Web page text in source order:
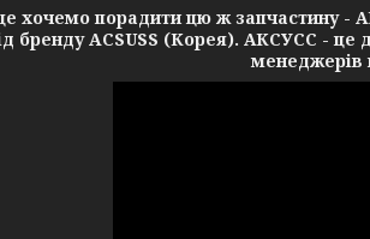
порадити цю ж запчастину -
бренду ACSUSS (Корея). АКСУСС -
менеджерів